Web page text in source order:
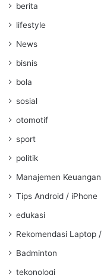
berita
lifestyle
News
bisnis
bola
sosial
otomotif
sport
politik
Manajemen Keuangan
Tips Android / iPhone
edukasi
Rekomendasi Laptop /
Badminton
tekonologi